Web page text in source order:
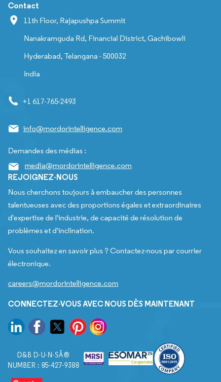
Contact
11th Floor, Rajapushpa Summit
Nanakramguda Rd, Financial District, Gachibowli
Hyderabad, Telangana - 500032
India
+1 617-765-2493
info@mordorintelligence.com
Demandes des médias :
media@mordorintelligence.com
REJOIGNEZ-NOUS
Nous cherchons toujours à embaucher des personnes
talentueuses avec des proportions égales et extraordinaires
d'expertise de l'industrie, de capacité de résolution de
problèmes et d'inclination.
Vous souhaitez en savoir plus ? Contactez-nous par courrier
électronique.
careers@mordorintelligence.com
CONNECTEZ-VOUS AVEC NOUS DÈS MAINTENANT
D&B D-U-N-SÂ®
NUMBER : 85-427-9388